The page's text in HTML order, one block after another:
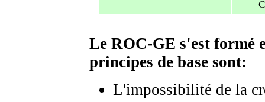
Le ROC-GE s'est formé
principes de base sont:
L'impossibilité de la